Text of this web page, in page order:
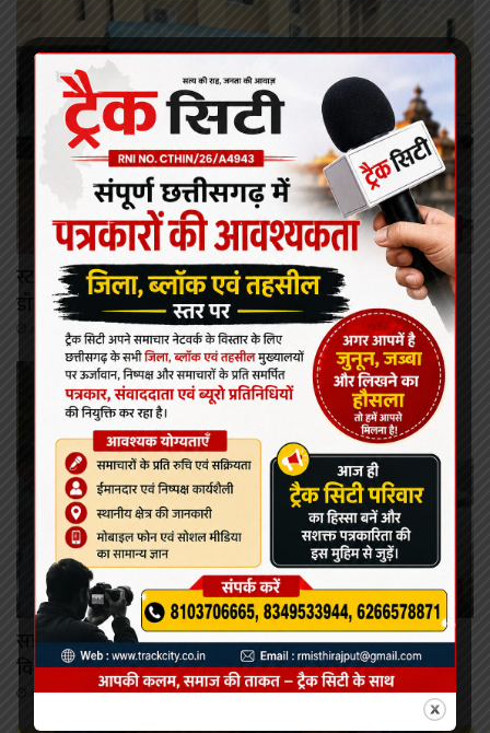
कोरबा
स्टाइपेंड वृद्धि, हॉस्टल सुविधा सहित विभिन्न मांगों को लेकर इंटर्न
डॉक्टरों का आंदोलन, प्रशासन को सौंपा ज्ञापन
August 7, 2026
कोरबा
सड़क निर्माण कार्यों में तेजी लाएं, ग्रामीणों की सुविधा का रखें
विशेष ध्यान: कलेक्टर दुदावत
August 7, 2026